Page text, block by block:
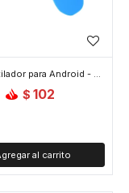
Mini ventilador para Android - Celeste
$ 102